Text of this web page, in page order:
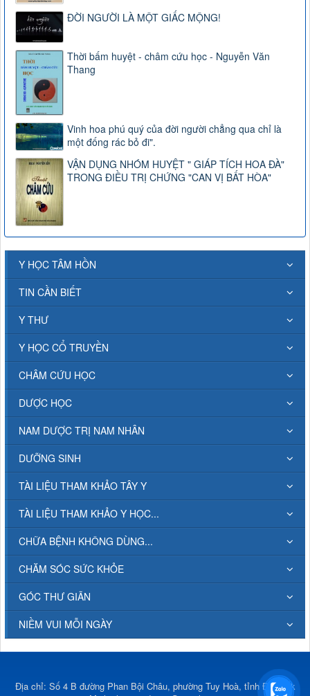
ĐỜI NGƯỜI LÀ MỘT GIẤC MỘNG!
Thời bấm huyệt - châm cứu học - Nguyễn Văn
Thang
Vinh hoa phú quý của đời người chẳng qua chỉ là
một đống rác bỏ đi".
VẬN DỤNG NHÓM HUYỆT " GIÁP TÍCH HOA ĐÀ"
TRONG ĐIỀU TRỊ CHỨNG "CAN VỊ BẤT HÒA"
Y HỌC TÂM HỒN
TIN CẦN BIẾT
Y THƯ
Y HỌC CỔ TRUYỀN
CHÂM CỨU HỌC
DƯỢC HỌC
NAM DƯỢC TRỊ NAM NHÂN
DƯỠNG SINH
TÀI LIỆU THAM KHẢO TÂY Y
TÀI LIỆU THAM KHẢO Y HỌC...
CHỮA BỆNH KHÔNG DÙNG...
CHĂM SÓC SỨC KHỎE
GÓC THƯ GIÃN
NIỀM VUI MỖI NGÀY
Địa chỉ: Số 4 B đường Phan Bội Châu, phường Tuy Hoà, tỉnh Đắk Lắk